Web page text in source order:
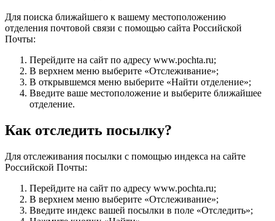
Для поиска ближайшего к вашему местоположению
отделения почтовой связи с помощью сайта Российской
Почты:
Перейдите на сайт по адресу www.pochta.ru;
В верхнем меню выберите «Отслеживание»;
В открывшемся меню выберите «Найти отделение»;
Введите ваше местоположение и выберите ближайшее
отделение.
Как отследить посылку?
Для отслеживания посылки с помощью индекса на сайте
Российской Почты:
Перейдите на сайт по адресу www.pochta.ru;
В верхнем меню выберите «Отслеживание»;
Введите индекс вашей посылки в поле «Отследить»;